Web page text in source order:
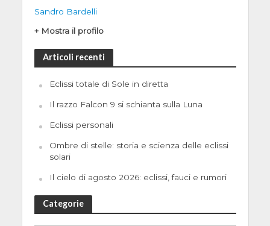
Sandro Bardelli
+ Mostra il profilo
Articoli recenti
Eclissi totale di Sole in diretta
Il razzo Falcon 9 si schianta sulla Luna
Eclissi personali
Ombre di stelle: storia e scienza delle eclissi
solari
Il cielo di agosto 2026: eclissi, fauci e rumori
Categorie